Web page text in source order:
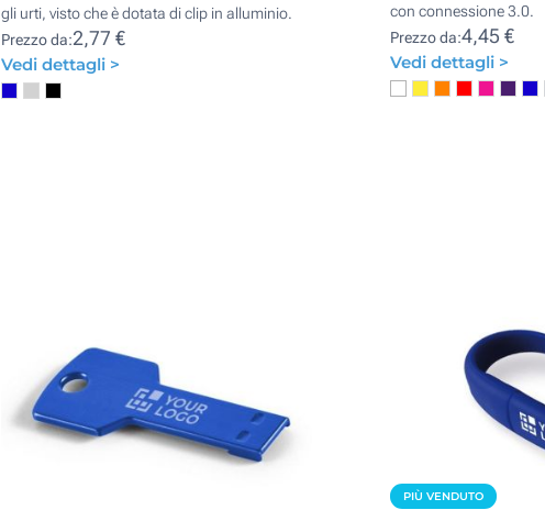
gli urti, visto che è dotata di clip in alluminio.
Prezzo da:2,77 €
Vedi dettagli >
con connessione 3.0.
Prezzo da:4,45 €
Vedi dettagli >
PIÙ VENDUTO